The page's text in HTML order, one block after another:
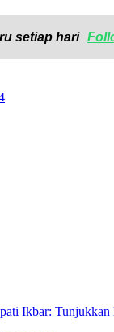
setiap hari
Ikbar: